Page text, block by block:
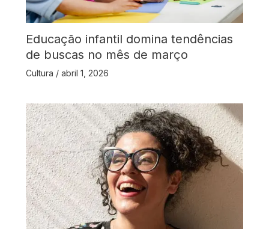
Educação infantil domina tendências
de buscas no mês de março
Cultura / abril 1, 2026